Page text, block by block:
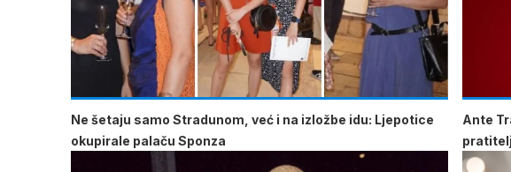
Ne šetaju samo Stradunom, već i na izložbe idu: Ljepotice
okupirale palaču Sponza
Ante